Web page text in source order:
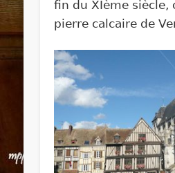
fin du XIème siècle,
pierre calcaire de